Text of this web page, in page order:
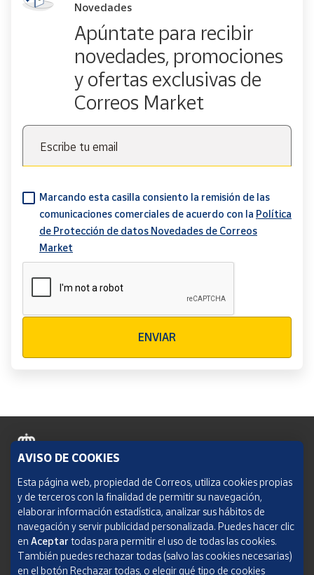
Novedades
Apúntate para recibir
novedades, promociones
y ofertas exclusivas de
Correos Market
Escribe tu email
Marcando esta casilla consiento la remisión de las
comunicaciones comerciales de acuerdo con la Política
de Protección de datos Novedades de Correos
Market
ENVIAR
Política de cookies
Aviso legal
Condiciones del servicio
Política de Privacidad Web
AVISO DE COOKIES
Esta página web, propiedad de Correos, utiliza cookies propias
y de terceros con la finalidad de permitir su navegación,
elaborar información estadística, analizar sus hábitos de
navegación y servir publicidad personalizada. Puedes hacer clic
en Aceptar todas para permitir el uso de todas las cookies.
También puedes rechazar todas (salvo las cookies necesarias)
en el botón Rechazar todas, o elegir qué tipo de cookies